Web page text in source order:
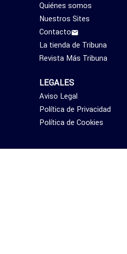
Quiénes somos
Nuestros Sites
Contacto
La tienda de Tribuna
Revista Más Tribuna
LEGALES
Aviso Legal
Política de Privacidad
Política de Cookies